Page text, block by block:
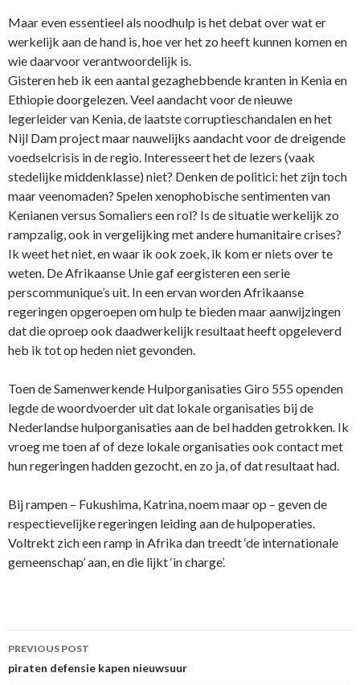
Maar even essentieel als noodhulp is het debat over wat er
werkelijk aan de hand is, hoe ver het zo heeft kunnen komen en
wie daarvoor verantwoordelijk is.
Gisteren heb ik een aantal gezaghebbende kranten in Kenia en
Ethiopie doorgelezen. Veel aandacht voor de nieuwe
legerleider van Kenia, de laatste corruptieschandalen en het
Nijl Dam project maar nauwelijks aandacht voor de dreigende
voedselcrisis in de regio. Interesseert het de lezers (vaak
stedelijke middenklasse) niet? Denken de politici: het zijn toch
maar veenomaden? Spelen xenophobische sentimenten van
Kenianen versus Somaliers een rol? Is de situatie werkelijk zo
rampzalig, ook in vergelijking met andere humanitaire crises?
Ik weet het niet, en waar ik ook zoek, ik kom er niets over te
weten. De Afrikaanse Unie gaf eergisteren een serie
perscommunique’s uit. In een ervan worden Afrikaanse
regeringen opgeroepen om hulp te bieden maar aanwijzingen
dat die oproep ook daadwerkelijk resultaat heeft opgeleverd
heb ik tot op heden niet gevonden.
Toen de Samenwerkende Hulporganisaties Giro 555 openden
legde de woordvoerder uit dat lokale organisaties bij de
Nederlandse hulporganisaties aan de bel hadden getrokken. Ik
vroeg me toen af of deze lokale organisaties ook contact met
hun regeringen hadden gezocht, en zo ja, of dat resultaat had.
Bij rampen – Fukushima, Katrina, noem maar op – geven de
respectievelijke regeringen leiding aan de hulpoperaties.
Voltrekt zich een ramp in Afrika dan treedt ‘de internationale
gemeenschap’ aan, en die lijkt ‘in charge’.
Post
navigation
PREVIOUS POST
piraten defensie kapen nieuwsuur